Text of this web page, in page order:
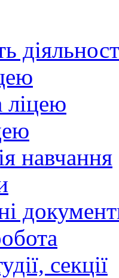
ліцею
навчання
секції